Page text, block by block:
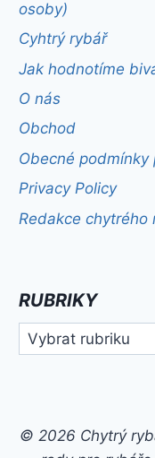
osoby)
Cyhtrý rybář
Jak hodnotíme
O nás
Obchod
Obecné
Privacy Policy
Redakce chytrého
RUBRIKY
Rubriky
© 2026 Chytrý